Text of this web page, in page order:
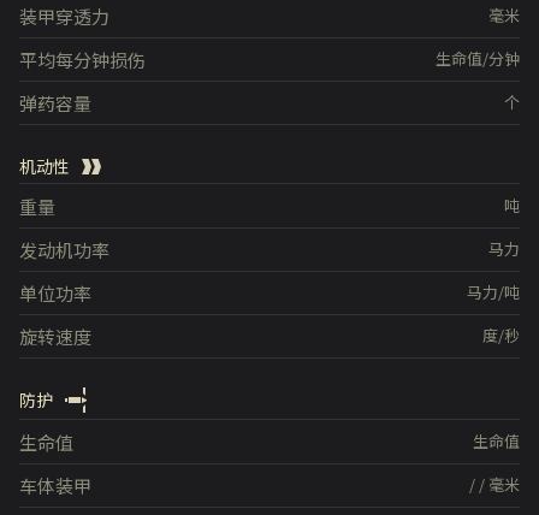
毫米
装甲穿透力
生命值/分钟
平均每分钟损伤
个
弹药容量
机动性
吨
重量
马力
发动机功率
马力/吨
单位功率
度/秒
旋转速度
防护
生命值
生命值
/ / 毫米
车体装甲